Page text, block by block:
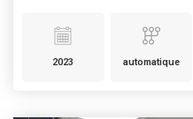
2023 automatique